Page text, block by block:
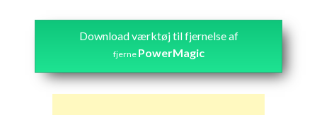
Download værktøj til fjernelse af
fjerne PowerMagic